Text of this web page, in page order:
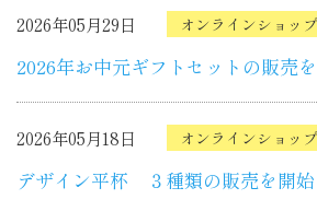
2026年05月29日 オンラインショップ
2026年お中元ギフトセットの販売
2026年05月18日 オンラインショップ
デザイン平杯 ３種類の販売を開始